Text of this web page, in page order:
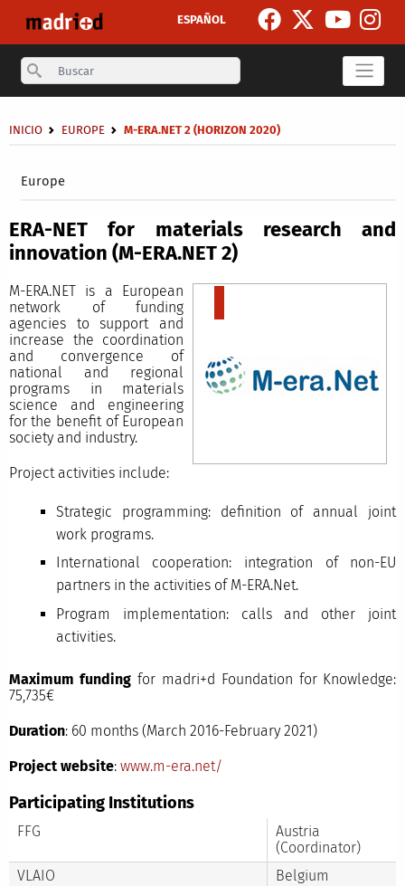
ESPAÑOL
Search
Europe
Breadcrumb
INICIO EUROPE M-ERA.NET 2 (HORIZON 2020)
ERA-NET for materials research and
innovation (M-ERA.NET 2)
M-ERA.NET is a European
network of funding
agencies to support and
increase the coordination
and convergence of
national and regional
programs in materials
science and engineering
for the benefit of European
society and industry.
Project activities include:
Strategic programming: definition of annual joint
work programs.
International cooperation: integration of non-EU
partners in the activities of M-ERA.Net.
Program implementation: calls and other joint
activities.
Maximum funding for madri+d Foundation for Knowledge:
75,735€
Duration: 60 months (March 2016-February 2021)
Project website: www.m-era.net/
Participating Institutions
FFG
Austria
(Coordinator)
VLAIO
Belgium